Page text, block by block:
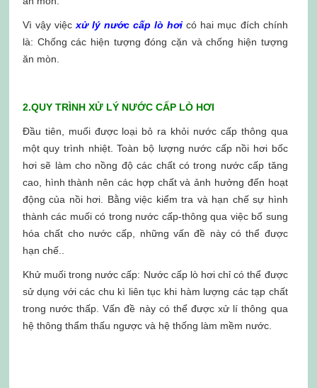
Vì vậy việcxử lý nước cấp lò hơi có hai mục đích chính
là: Chống các hiện tượng đóng cặn và chống hiện tượng
ăn mòn.
2.QUY TRÌNH XỬ LÝ NƯỚC CẤP LÒ HƠI
Đầu tiên, muối được loại bỏ ra khỏi nước cấp thông qua
một quy trình nhiệt. Toàn bộ lượng nước cấp nồi hơi bốc
hơi sẽ làm cho nồng độ các chất có trong nước cấp tăng
cao, hình thành nên các hợp chất và ảnh hưởng đến hoạt
động của nồi hơi. Bằng việc kiểm tra và hạn chế sự hình
thành các muối có trong nước cấp-thông qua việc bổ sung
hóa chất cho nước cấp, những vấn đề này có thể được
hạn chế..
Khử muối trong nước cấp: Nước cấp lò hơi chỉ có thể được
sử dụng với các chu kì liên tục khi hàm lượng các tạp chất
trong nước thấp. Vấn đề này có thể được xử lí thông qua
hệ thông thẩm thấu ngược và hệ thống làm mềm nước.